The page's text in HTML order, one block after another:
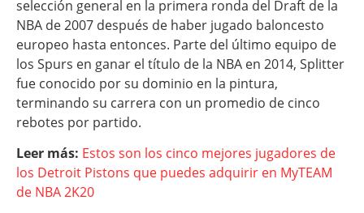
selección general en la primera ronda del Draft de la
NBA de 2007 después de haber jugado baloncesto
europeo hasta entonces. Parte del último equipo de
los Spurs en ganar el título de la NBA en 2014, Splitter
fue conocido por su dominio en la pintura,
terminando su carrera con un promedio de cinco
rebotes por partido.
Leer más: Estos son los cinco mejores jugadores de
los Detroit Pistons que puedes adquirir en MyTEAM
de NBA 2K20